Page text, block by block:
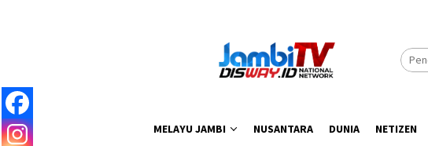
MELAYU JAMBI NUSANTARA DUNIA NETIZEN